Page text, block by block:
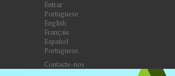
Entrar
Portuguese
English
Français
Español
Portuguese
Contacte-nos